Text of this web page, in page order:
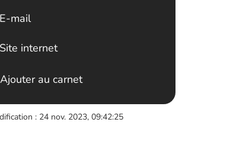
E-mail
Site internet
Ajouter au carnet
: 24 nov. 2023, 09:42:25